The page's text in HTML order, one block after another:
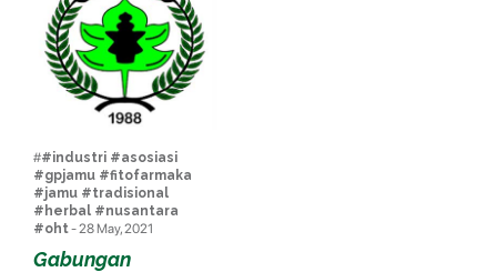
##industri #asosiasi
#gpjamu #fitofarmaka
#jamu #tradisional
#herbal #nusantara
#oht- 28 May, 2021
Gabungan